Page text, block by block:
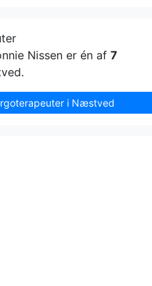
Nissen er én af 7
i Næstved